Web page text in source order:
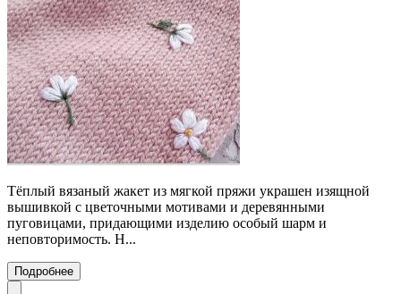
Тёплый вязаный жакет из мягкой пряжи украшен изящной
вышивкой с цветочными мотивами и деревянными
пуговицами, придающими изделию особый шарм и
неповторимость. Н...
Подробнее